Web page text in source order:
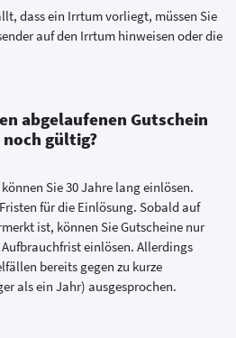
dass ein Irrtum vorliegt, müssen Sie
auf den Irrtum hinweisen oder die
abgelaufenen Gutschein
gültig?
Sie 30 Jahre lang einlösen.
für die Einlösung. Sobald auf
ist, können Sie Gutscheine nur
einlösen. Allerdings
bereits gegen zu kurze
als ein Jahr) ausgesprochen.